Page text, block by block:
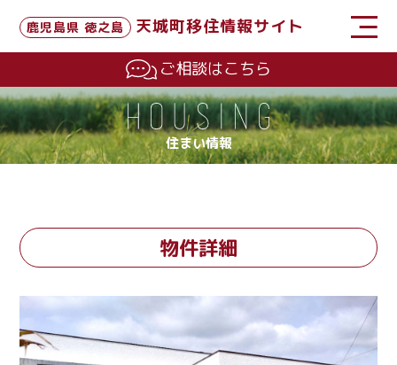
鹿児島県 徳之島
天城町移住情報サイト
ご相談はこちら
住まい情報
物件詳細